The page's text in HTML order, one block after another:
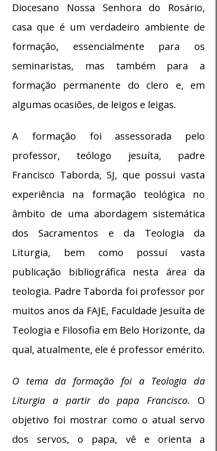
Diocesano Nossa Senhora do Rosário,
casa que é um verdadeiro ambiente de
formação, essencialmente para os
seminaristas, mas também para a
formação permanente do clero e, em
algumas ocasiões, de leigos e leigas.
A formação foi assessorada pelo
professor, teólogo jesuíta, padre
Francisco Taborda, SJ, que possui vasta
experiência na formação teológica no
âmbito de uma abordagem sistemática
dos Sacramentos e da Teologia da
Liturgia, bem como possui vasta
publicação bibliográfica nesta área da
teologia. Padre Taborda foi professor por
muitos anos da FAJE, Faculdade Jesuíta de
Teologia e Filosofia em Belo Horizonte, da
qual, atualmente, ele é professor emérito.
O tema da formação foi a Teologia da
Liturgia a partir do papa Francisco. O
objetivo foi mostrar como o atual servo
dos servos, o papa, vê e orienta a